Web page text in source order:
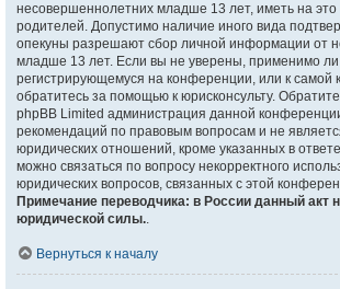
несовершеннолетних младше 13 лет, иметь на это
родителей. Допустимо наличие иного вида
опекуны разрешают сбор личной информации от
младше 13 лет. Если вы не уверены, применимо ли
регистрирующемуся на конференции, или к самой
обратитесь за помощью к юрисконсульту.
phpBB Limited администрация данной
рекомендаций по правовым вопросам и не
юридических отношений, кроме указанных в
можно связаться по вопросу некорректного
юридических вопросов, связанных с этой
Примечание переводчика: в России данный акт
юридической силы..
Вернуться к началу